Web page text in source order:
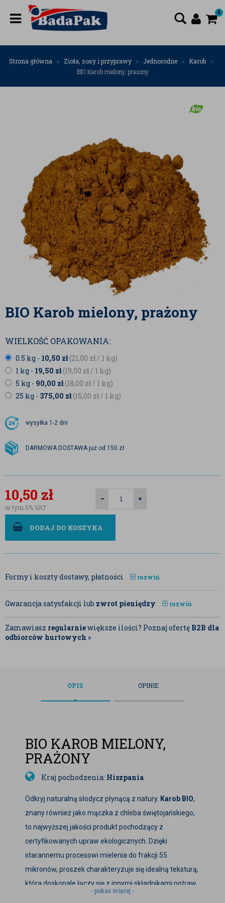
0
Strona główna Zioła, sosy i przyprawy Jednorodne
Karob
BIO Karob mielony, prażony
BIO Karob mielony, prażony
WIELKOŚĆ OPAKOWANIA:
0.5 kg - 10,50 zł(21,00 zł / 1 kg)
1 kg - 19,50 zł(19,50 zł / 1 kg)
5 kg - 90,00 zł(18,00 zł / 1 kg)
25 kg - 375,00 zł(15,00 zł / 1 kg)
wysyłka 1-2 dni
DARMOWA DOSTAWA już od 150 zł
10,50 zł
w tym 5% VAT
DODAJ DO KOSZYKA
Formy i koszty dostawy, płatności rozwiń
Gwarancja satysfakcji lub zwrot pieniędzy rozwiń
Zamawiasz regularniewiększe ilości? Poznaj ofertę B2B dla
odbiorców hurtowych »
OPIS OPINIE
BIO KAROB MIELONY,
PRAŻONY
Kraj pochodzenia: Hiszpania
Odkryj naturalną słodycz płynącą z natury. Karob BIO,
znany również jako mączka z chleba świętojańskiego,
to najwyższej jakości produkt pochodzący z
certyfikowanych upraw ekologicznych. Dzięki
starannemu procesowi mielenia do frakcji 55
mikronów, proszek charakteryzuje się idealną teksturą,
która doskonale łączy się z innymi składnikami potraw.
- pokaż więcej -